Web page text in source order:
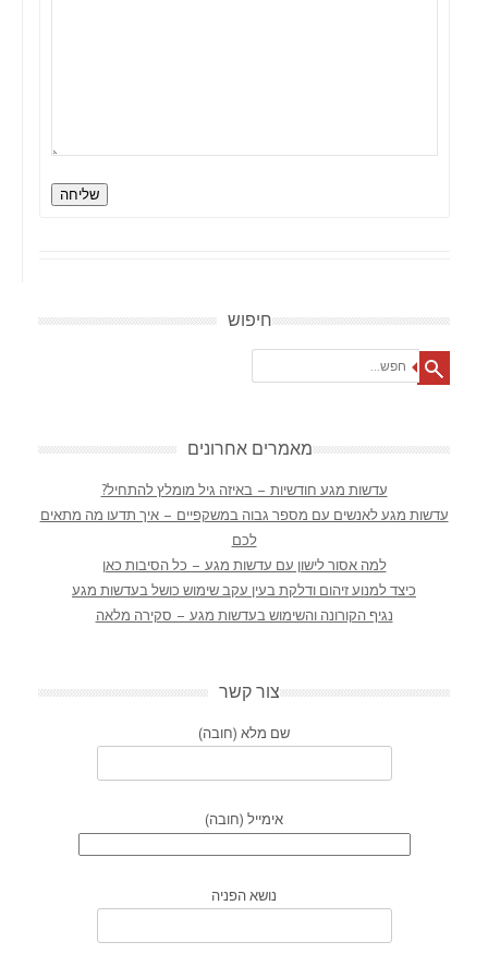
שליחה
חיפוש
מאמרים אחרונים
עדשות מגע חודשיות – באיזה גיל מומלץ להתחיל?
עדשות מגע לאנשים עם מספר גבוה במשקפיים – איך תדעו מה מתאים
לכם
למה אסור לישון עם עדשות מגע – כל הסיבות כאן
כיצד למנוע זיהום ודלקת בעין עקב שימוש כושל בעדשות מגע
נגיף הקורונה והשימוש בעדשות מגע – סקירה מלאה
צור קשר
שם מלא (חובה)
אימייל (חובה)
נושא הפניה